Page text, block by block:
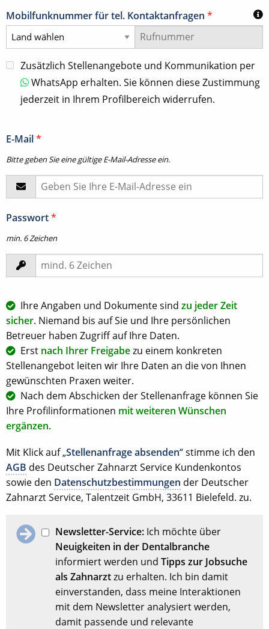
Mobilfunknummer für tel. Kontaktanfragen *
Zusätzlich Stellenangebote und Kommunikation per
WhatsApp erhalten. Sie können diese Zustimmung
jederzeit in Ihrem Profilbereich widerrufen.
E-Mail*
Bitte geben Sie eine gültige E-Mail-Adresse ein.
Passwort*
min. 6 Zeichen
Ihre Angaben und Dokumente sind zu jeder Zeit
sicher. Niemand bis auf Sie und Ihre persönlichen
Betreuer haben Zugriff auf Ihre Daten.
Erst nach Ihrer Freigabezu einem konkreten
Stellenangebot leiten wir Ihre Daten an die von Ihnen
gewünschten Praxen weiter.
Nach dem Abschicken der Stellenanfrage können Sie
Ihre Profilinformationen mit weiteren Wünschen
ergänzen.
Mit Klick auf „Stellenanfrage absenden“ stimme ich den
AGB des Deutscher Zahnarzt Service Kundenkontos
sowie den Datenschutzbestimmungen der Deutscher
Zahnarzt Service, Talentzeit GmbH, 33611 Bielefeld. zu.
Newsletter-Service: Ich möchte über
Neuigkeiten in der Dentalbranche
informiert werden undTipps zur Jobsuche
als Zahnarztzu erhalten. Ich bin damit
einverstanden, dass meine Interaktionen
mit dem Newsletter analysiert werden,
damit passende und relevante